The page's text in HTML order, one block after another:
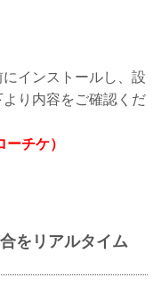
インストールし、設
り内容をご確認くだ
チケ）
をリアルタイム